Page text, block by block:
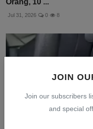
JOIN
Join our subscribers
and special
Orang, 10 ...
Jul 31, 2026 0 8